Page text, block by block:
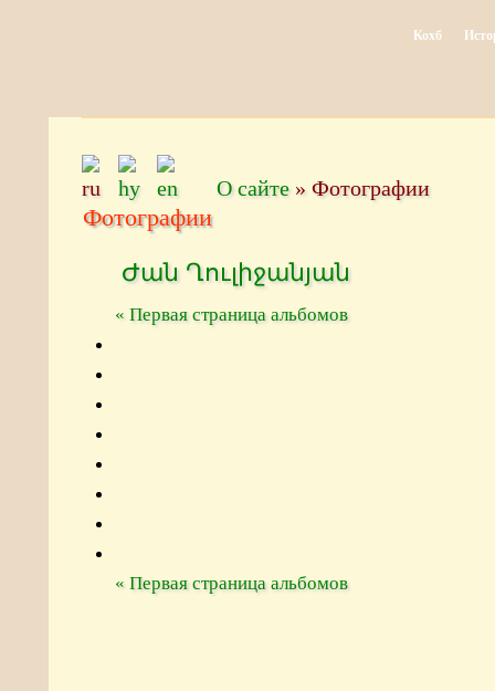
Кохб
О сайте » Фотографии
Фотографии
Ժան Ղուլիջանյան
« Первая страница альбомов
« Первая страница альбомов